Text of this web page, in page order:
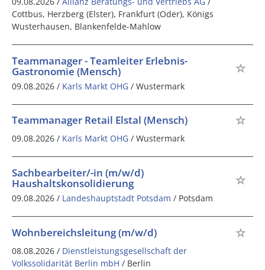
Cottbus, Herzberg (Elster), Frankfurt (Oder), Königs
Wusterhausen, Blankenfelde-Mahlow
Teammanager - Teamleiter Erlebnis-
Gastronomie (Mensch)
09.08.2026 / Karls Markt OHG / Wustermark
Teammanager Retail Elstal (Mensch)
09.08.2026 / Karls Markt OHG / Wustermark
Sachbearbeiter/-in (m/w/d)
Haushaltskonsolidierung
09.08.2026 / Landeshauptstadt Potsdam / Potsdam
Wohnbereichsleitung (m/w/d)
08.08.2026 / Dienstleistungsgesellschaft der
Volkssolidarität Berlin mbH / Berlin